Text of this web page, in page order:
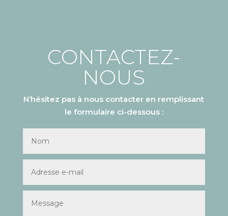
CONTACTEZ-
NOUS
N’hésitez pas à nous contacter en remplissant
le formulaire ci-dessous :